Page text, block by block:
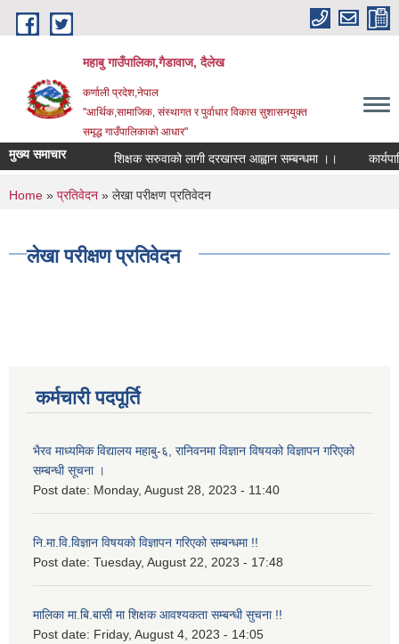
Skip to main content
महाबु गाउँपालिका,गैडावाज, दैलेख
कर्णाली प्रदेश,नेपाल
"आर्थिक,सामाजिक, संस्थागत र पुर्वाधार विकास सुशासनयुक्त
समृद्ध गाउँपालिकाकाे आधार"
मुख्य समाचार शिक्षक सरुवाको लागी दरखास्त आह्वान सम्बन्धमा ।।
You are here
Home » प्रतिवेदन » लेखा परीक्षण प्रतिवेदन
लेखा परीक्षण प्रतिवेदन
कर्मचारी पदपूर्ति
भैरव माध्यमिक विद्यालय महाबु-६, रानिवनमा विज्ञान विषयको विज्ञापन गरिएको
सम्बन्धी सूचना ।
Post date: Monday, August 28, 2023 - 11:40
नि.मा.वि.विज्ञान विषयको विज्ञापन गरिएको सम्बन्धमा !!
Post date: Tuesday, August 22, 2023 - 17:48
मालिका मा.बि.बासी मा शिक्षक आवश्यकता सम्बन्धी सुचना !!
Post date: Friday, August 4, 2023 - 14:05